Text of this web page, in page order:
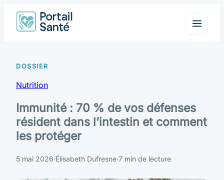
Nutrition
Immunité : 70 % de vos défenses
résident dans l’intestin et comment
les protéger
5 mai 2026·Élisabeth Dufresne·7 min de lecture